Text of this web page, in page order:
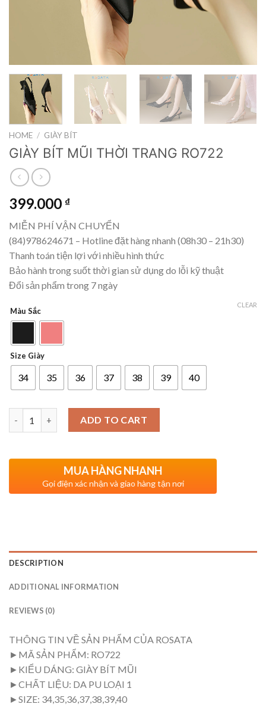
HOME / GIÀY BÍT
GIÀY BÍT MŨI THỜI TRANG RO722
399.000 ₫
MIỄN PHÍ VẬN CHUYỂN
(84)978624671 – Hotline đặt hàng nhanh (08h30 – 21h30)
Thanh toán tiện lợi với nhiều hình thức
Bảo hành trong suốt thời gian sử dụng do lỗi kỹ thuật
Đổi sản phẩm trong 7 ngày
Màu Sắc
Size Giày
34 35 36 37 38 39 40
CLEAR
ADD TO CART
MUA HÀNG NHANH
Gọi điện xác nhận và giao hàng tận nơi
DESCRIPTION
ADDITIONAL INFORMATION
REVIEWS (0)
THÔNG TIN VỀ SẢN PHẨM CỦA ROSATA
►MÃ SẢN PHẨM: RO722
►KIỂU DÁNG: GIÀY BÍT MŨI
►CHẤT LIỆU: DA PU LOẠI 1
►SIZE: 34,35,36,37,38,39,40